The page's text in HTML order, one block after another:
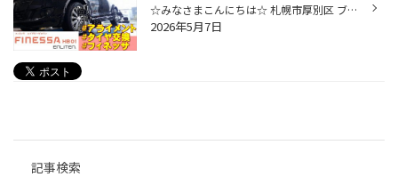
☆みなさまこんにちは☆ 札幌市厚別区 ブリヂストンタイヤ/アライメント専門店 タイヤ館厚別店です！！ 本日も沢山のご来店まことにありがとうございます！ 只今、タイヤ館厚別店は絶賛タイヤ交換ピークとなっております(^^♪ 交換の際は事前のご予約・当日受付（車両終日預かり） のどちらかをお選び...
2026年5月7日
記事検索